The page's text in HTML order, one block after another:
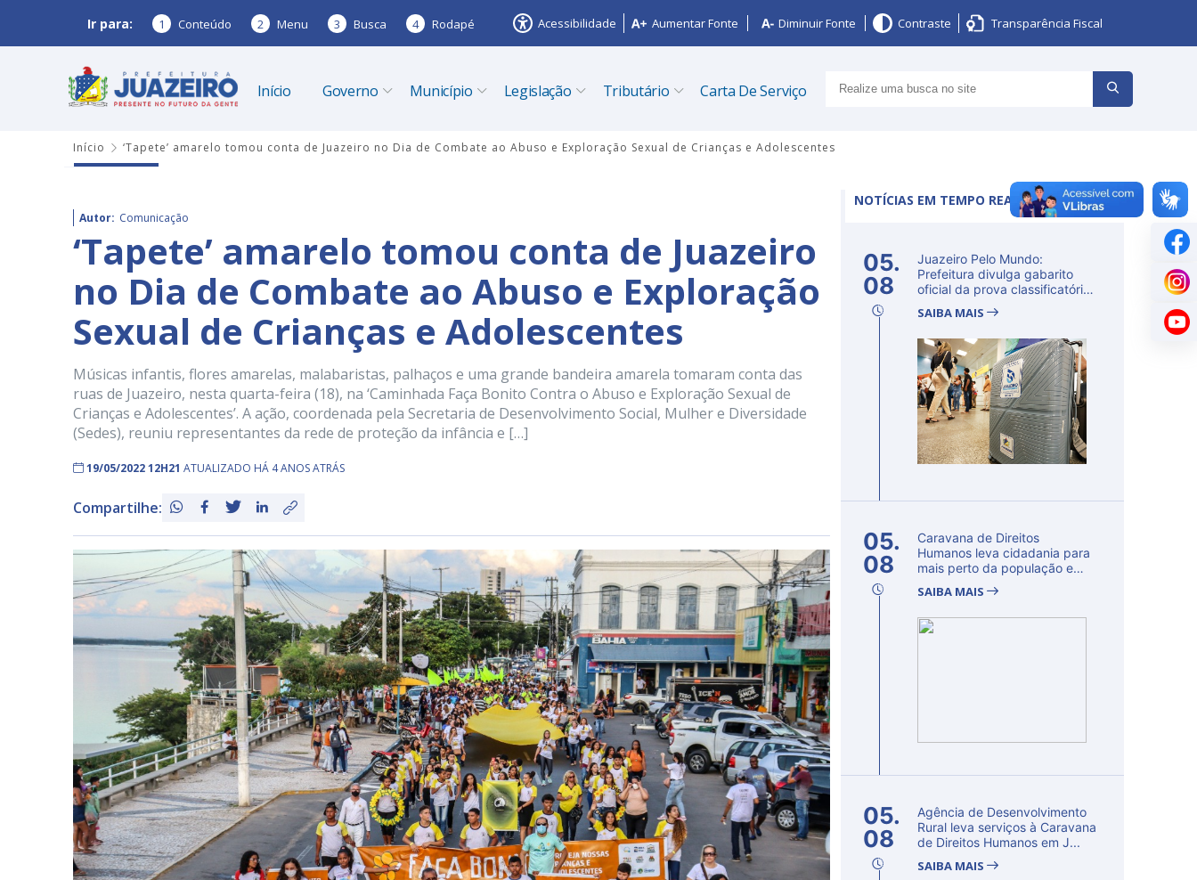
Ir para: 1 Conteúdo 2 Menu 3 Busca 4 Rodapé Acessibilidade Aumentar Fonte Diminuir Fonte Contraste Transparência Fiscal
Início Governo Município Legislação Tributário Carta De Serviço
Início ‘Tapete’ amarelo tomou conta de Juazeiro no Dia de Combate ao Abuso e Exploração Sexual de Crianças e Adolescentes
Autor: Comunicação
‘Tapete’ amarelo tomou conta de Juazeiro
no Dia de Combate ao Abuso e Exploração
Sexual de Crianças e Adolescentes
Músicas infantis, flores amarelas, malabaristas, palhaços e uma grande bandeira amarela tomaram conta das
ruas de Juazeiro, nesta quarta-feira (18), na ‘Caminhada Faça Bonito Contra o Abuso e Exploração Sexual de
Crianças e Adolescentes’. A ação, coordenada pela Secretaria de Desenvolvimento Social, Mulher e Diversidade
(Sedes), reuniu representantes da rede de proteção da infância e […]
19/05/2022 12H21 ATUALIZADO HÁ 4 ANOS ATRÁS
Compartilhe:
NOTÍCIAS EM TEMPO REAL
05.
08
Juazeiro Pelo Mundo:
Prefeitura divulga gabarito
oficial da prova classificatória
SAIBA MAIS
05.
08
Caravana de Direitos
Humanos leva cidadania para
mais perto da população e
SAIBA MAIS
05.
08
Agência de Desenvolvimento
Rural leva serviços à Caravana
de Direitos Humanos em J...
SAIBA MAIS